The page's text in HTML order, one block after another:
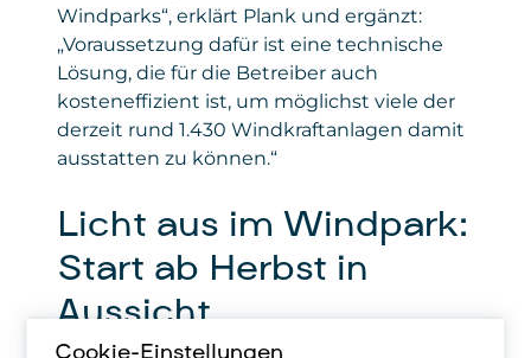
Windparks“, erklärt Plank und ergänzt:
„Voraussetzung dafür ist eine technische
Lösung, die für die Betreiber auch
kosteneffizient ist, um möglichst viele der
derzeit rund 1.430 Windkraftanlagen damit
ausstatten zu können.“
Licht aus im Windpark:
Start ab Herbst in
Aussicht